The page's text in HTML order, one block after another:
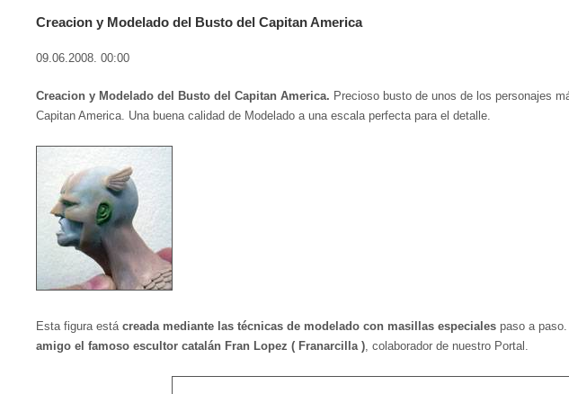
Creacion y Modelado del Busto del Capitan America
09.06.2008. 00:00
Creacion y Modelado del Busto del Capitan America. Precioso busto de unos de los personajes
Capitan America. Una buena calidad de Modelado a una escala perfecta para el detalle.
Esta figura está creada mediante las técnicas de modelado con masillas especiales paso a paso.
amigo el famoso escultor catalán Fran Lopez ( Franarcilla ) , colaborador de nuestro Portal.